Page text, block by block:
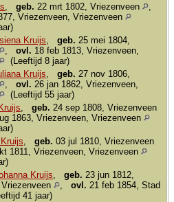
geb. 22 mrt 1802, Vriezenveen
Vriezenveen, Vriezenveen
Kruijs geb. 25 mei 1804,
ovl. 18 feb 1813, Vriezenveen,
(Leeftijd 8 jaar)
Kruijs geb. 27 nov 1806,
ovl. 26 jan 1862, Vriezenveen,
(Leeftijd 55 jaar)
geb. 24 sep 1808, Vriezenveen
1863, Vriezenveen, Vriezenveen
geb. 03 jul 1810, Vriezenveen
1811, Vriezenveen, Vriezenveen
Kruijs geb. 23 jun 1812,
ovl. 21 feb 1854, Stad
41 jaar)